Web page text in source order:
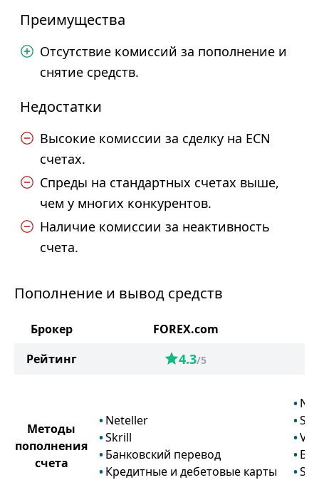
Преимущества
Отсутствие комиссий за пополнение и
снятие средств.
Недостатки
Высокие комиссии за сделку на ECN
счетах.
Спреды на стандартных счетах выше,
чем у многих конкурентов.
Наличие комиссии за неактивность
счета.
Пополнение и вывод средств
Брокер
FOREX.com
Рейтинг
4.3/5
Методы
пополнения
счета
Neteller
Skrill
Банковский перевод
Кредитные и дебетовые карты